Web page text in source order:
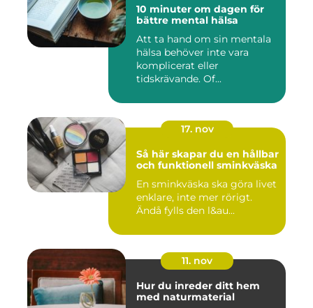
10 minuter om dagen för
bättre mental hälsa
Att ta hand om sin mentala
hälsa behöver inte vara
komplicerat eller
tidskrävande. Of...
17. nov
Så här skapar du en hållbar
och funktionell sminkväska
En sminkväska ska göra livet
enklare, inte mer rörigt.
Ändå fylls den l&au...
11. nov
Hur du inreder ditt hem
med naturmaterial